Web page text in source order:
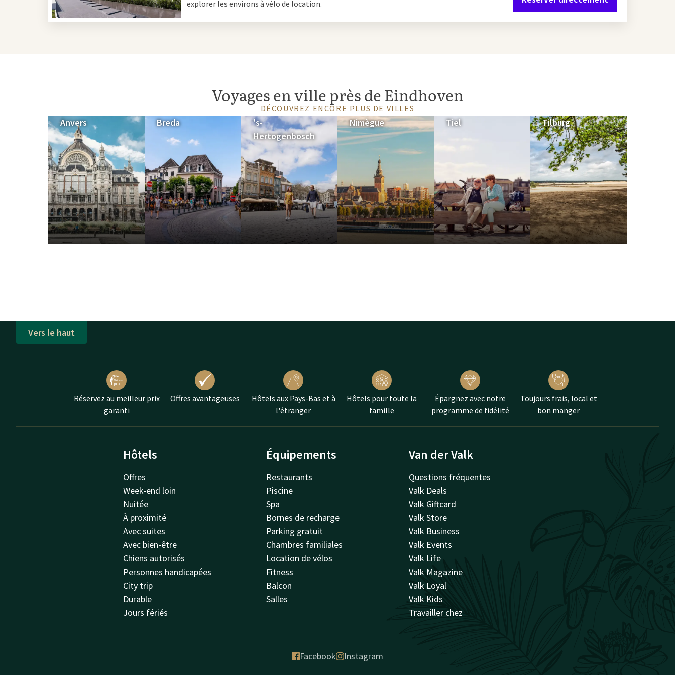
explorer les environs à vélo de location.
Voyages en ville près de Eindhoven
DÉCOUVREZ ENCORE PLUS DE VILLES
Anvers Breda
's-
Hertogenbosch
Nimègue Tiel Tilburg
Vers le haut
Réservez au meilleur prix
garanti
Offres avantageuses
Hôtels aux Pays-Bas et à
l'étranger
Hôtels pour toute la
famille
Épargnez avec notre
programme de fidélité
Toujours frais, local et
bon manger
Hôtels
Offres
Week-end loin
Nuitée
À proximité
Avec suites
Avec bien-être
Chiens autorisés
Personnes handicapées
City trip
Durable
Jours fériés
Équipements
Restaurants
Piscine
Spa
Bornes de recharge
Parking gratuit
Chambres familiales
Location de vélos
Fitness
Balcon
Salles
Van der Valk
Questions fréquentes
Valk Deals
Valk Giftcard
Valk Store
Valk Business
Valk Events
Valk Life
Valk Magazine
Valk Loyal
Valk Kids
Travailler chez
Facebook Instagram